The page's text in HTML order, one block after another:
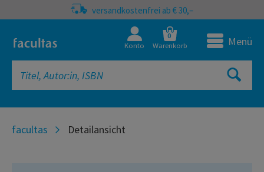
versandkostenfrei ab € 30,–
Konto
0
Warenkorb Menü
facultas Detailansicht